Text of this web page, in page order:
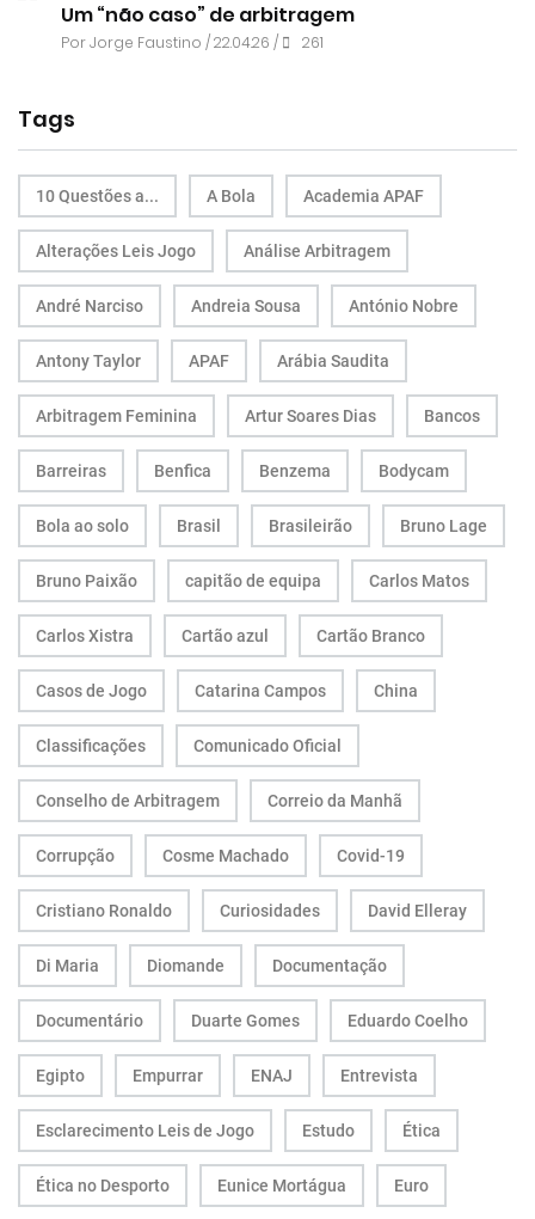
Um “não caso” de arbitragem
PorJorge Faustino / 22.04.26 / 261
Tags
10 Questões a... A Bola Academia APAF
Alterações Leis Jogo Análise Arbitragem
André Narciso Andreia Sousa António Nobre
Antony Taylor APAF Arábia Saudita
Arbitragem Feminina Artur Soares Dias Bancos
Barreiras Benfica Benzema Bodycam
Bola ao solo Brasil Brasileirão Bruno Lage
Bruno Paixão capitão de equipa Carlos Matos
Carlos Xistra Cartão azul Cartão Branco
Casos de Jogo Catarina Campos China
Classificações Comunicado Oficial
Conselho de Arbitragem Correio da Manhã
Corrupção Cosme Machado Covid-19
Cristiano Ronaldo Curiosidades David Elleray
Di Maria Diomande Documentação
Documentário Duarte Gomes Eduardo Coelho
Egipto Empurrar ENAJ Entrevista
Esclarecimento Leis de Jogo Estudo Ética
Ética no Desporto Eunice Mortágua Euro